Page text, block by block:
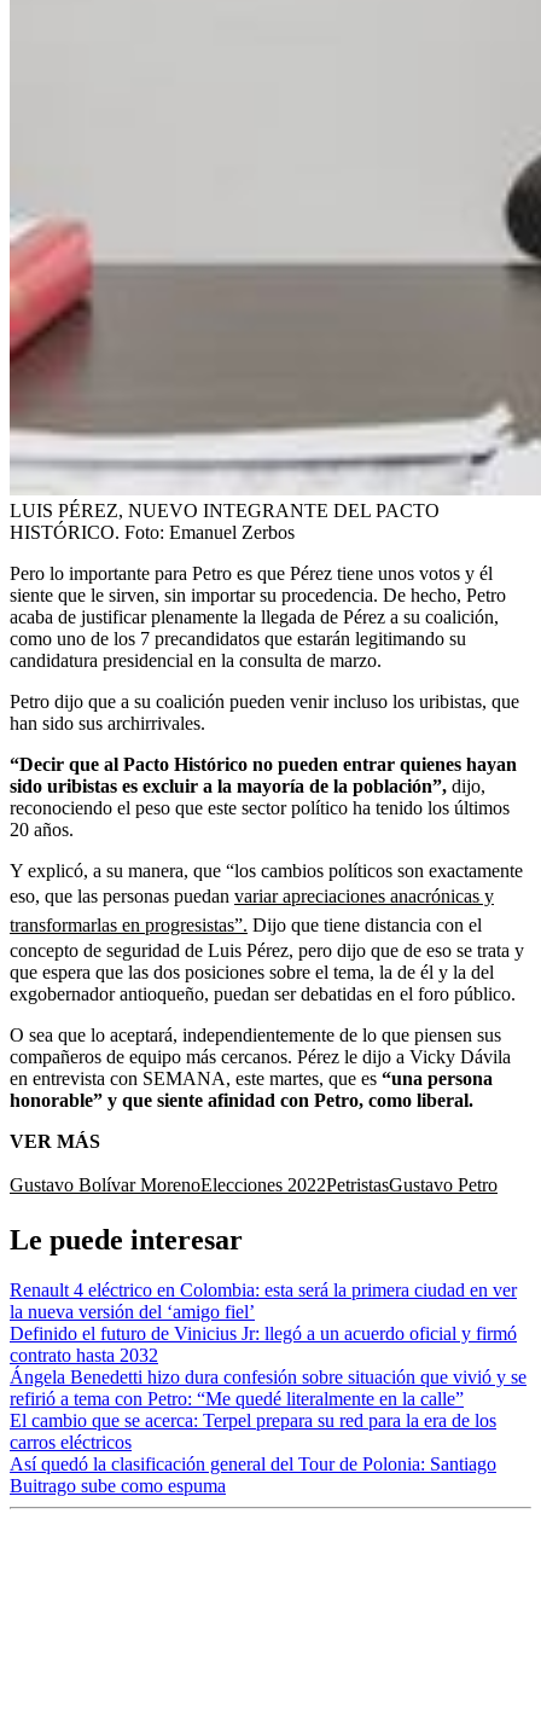
LUIS PÉREZ, NUEVO INTEGRANTE DEL PACTO
HISTÓRICO. Foto: Emanuel Zerbos
Pero lo importante para Petro es que Pérez tiene unos votos y él
siente que le sirven, sin importar su procedencia. De hecho, Petro
acaba de justificar plenamente la llegada de Pérez a su coalición,
como uno de los 7 precandidatos que estarán legitimando su
candidatura presidencial en la consulta de marzo.
Petro dijo que a su coalición pueden venir incluso los uribistas, que
han sido sus archirrivales.
“Decir que al Pacto Histórico no pueden entrar quienes hayan
sido uribistas es excluir a la mayoría de la población”, dijo,
reconociendo el peso que este sector político ha tenido los últimos
20 años.
Y explicó, a su manera, que “los cambios políticos son exactamente
eso, que las personas puedan variar apreciaciones anacrónicas y
transformarlas en progresistas”. Dijo que tiene distancia con el
concepto de seguridad de Luis Pérez, pero dijo que de eso se trata y
que espera que las dos posiciones sobre el tema, la de él y la del
exgobernador antioqueño, puedan ser debatidas en el foro público.
O sea que lo aceptará, independientemente de lo que piensen sus
compañeros de equipo más cercanos. Pérez le dijo a Vicky Dávila
en entrevista con SEMANA, este martes, que es “una persona
honorable” y que siente afinidad con Petro, como liberal.
VER MÁS
Gustavo Bolívar MorenoElecciones 2022PetristasGustavo Petro
Le puede interesar
Renault 4 eléctrico en Colombia: esta será la primera ciudad en ver
la nueva versión del ‘amigo fiel’
Definido el futuro de Vinicius Jr: llegó a un acuerdo oficial y firmó
contrato hasta 2032
Ángela Benedetti hizo dura confesión sobre situación que vivió y se
refirió a tema con Petro: “Me quedé literalmente en la calle”
El cambio que se acerca: Terpel prepara su red para la era de los
carros eléctricos
Así quedó la clasificación general del Tour de Polonia: Santiago
Buitrago sube como espuma